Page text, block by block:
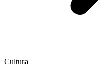
Cultura